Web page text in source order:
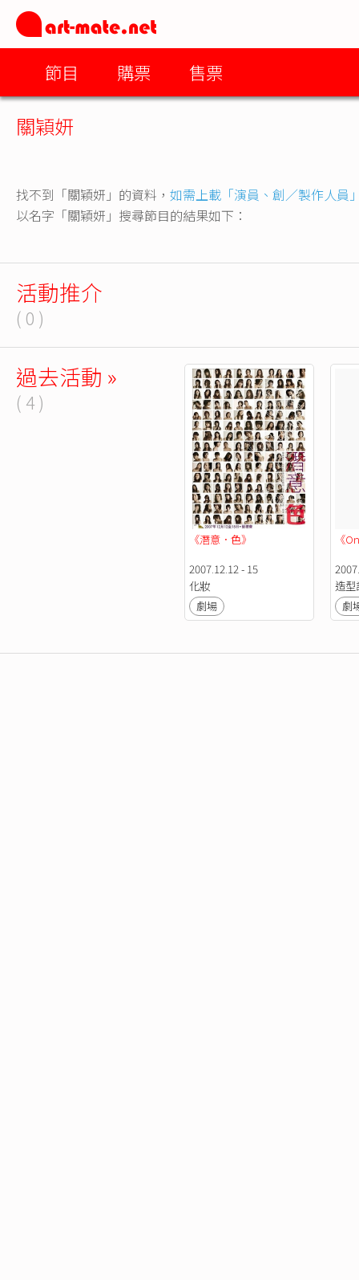
節目 購票 售票
關穎妍
找不到「關穎妍」的資料， 如需上載「演員、創／製作人員
以名字「關穎妍」搜尋節目的結果如下：
活動推介
( 0 )
過去活動 »
( 4 )
《潛意．色》
2007.12.12 - 15
化妝
劇場
《
造型
劇